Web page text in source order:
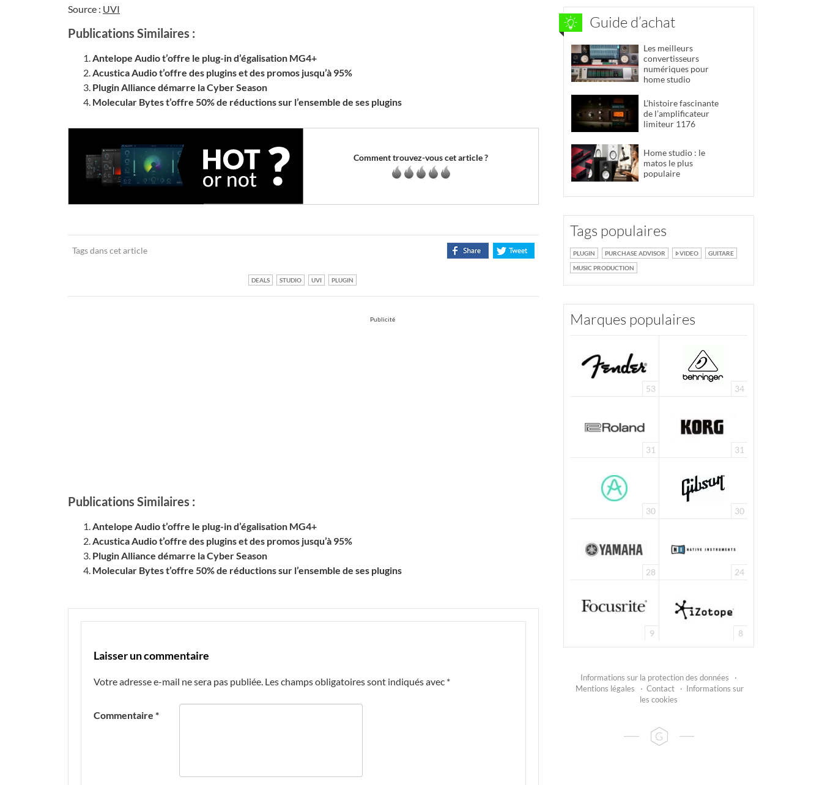
Source : UVI
Publications Similaires :
Antelope Audio t’offre le plug-in d’égalisation MG4+
Acustica Audio t’offre des plugins et des promos jusqu’à 95%
Plugin Alliance démarre la Cyber Season
Molecular Bytes t’offre 50% de réductions sur l’ensemble de ses plugins
Comment trouvez-vous cet article ?
Tags dans cet article
DEALS STUDIO UVI PLUGIN
Publicité
Publications Similaires :
Antelope Audio t’offre le plug-in d’égalisation MG4+
Acustica Audio t’offre des plugins et des promos jusqu’à 95%
Plugin Alliance démarre la Cyber Season
Molecular Bytes t’offre 50% de réductions sur l’ensemble de ses plugins
Laisser un commentaire
Votre adresse e-mail ne sera pas publiée. Les champs obligatoires sont indiqués avec *
Commentaire *
Guide d’achat
Les meilleurs
convertisseurs
numériques pour
home studio
L’histoire fascinante
de l’amplificateur
limiteur 1176
Home studio : le
matos le plus
populaire
Tags populaires
PLUGIN PURCHASE ADVISOR VIDEO
GUITARE
MUSIC PRODUCTION
Marques populaires
53 34
31 31
30 30
28 24
9 8
Informations sur la protection des données
·
Mentions légales
· Contact · Informations sur
les cookies